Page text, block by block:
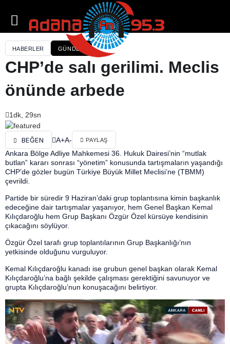
HABERLER GÜNDEM
CHP’de salı gerilimi. Meclis
önünde arbede
1dk, 29sn
BEĞEN A+A- PAYLAŞ
Ankara Bölge Adliye Mahkemesi 36. Hukuk Dairesi’nin “mutlak
butlan” kararı sonrası “yönetim” konusunda tartışmaların yaşandığı
CHP’de gözler bugün Türkiye Büyük Millet Meclisi’ne (TBMM)
çevrildi.
Partide bir süredir 9 Haziran’daki grup toplantısına kimin başkanlık
edeceğine dair tartışmalar yaşanıyor, hem Genel Başkan Kemal
Kılıçdaroğlu hem Grup Başkanı Özgür Özel kürsüye kendisinin
çıkacağını söylüyor.
Özgür Özel tarafı grup toplantılarının Grup Başkanlığı’nın
yetkisinde olduğunu vurguluyor.
Kemal Kılıçdaroğlu kanadı ise grubun genel başkan olarak Kemal
Kılıçdaroğlu’na bağlı şekilde çalışması gerektiğini savunuyor ve
grupta Kılıçdaroğlu’nun konuşacağını belirtiyor.